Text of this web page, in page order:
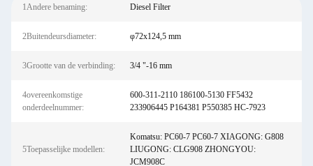
1Andere benaming: Diesel Filter
2Buitendeursdiameter: φ72x124,5 mm
3Grootte van de verbinding: 3/4 "-16 mm
4overeenkomstige
onderdeelnummer:
600-311-2110 186100-5130 FF5432
233906445 P164381 P550385 HC-7923
5Toepasselijke modellen:
Komatsu: PC60-7 PC60-7 XIAGONG: G808
LIUGONG: CLG908 ZHONGYOU:
JCM908C